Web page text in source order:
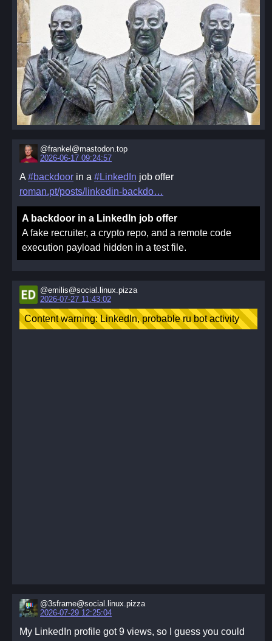
@frankel@mastodon.top
2026-06-17 09:24:57
A #backdoor in a #LinkedIn job offer
roman.pt/posts/linkedin-backdo
A backdoor in a LinkedIn job offer
A fake recruiter, a crypto repo, and a remote code
execution payload hidden in a test file.
@emilis@social.linux.pizza
2026-07-27 11:43:02
@3sframe@social.linux.pizza
2026-07-29 12:25:04
My LinkedIn profile got 9 views, so I guess you could